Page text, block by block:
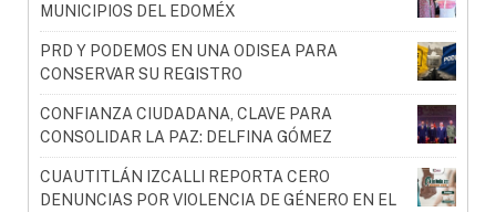
MUNICIPIOS DEL EDOMÉX
PRD Y PODEMOS EN UNA ODISEA PARA
CONSERVAR SU REGISTRO
CONFIANZA CIUDADANA, CLAVE PARA
CONSOLIDAR LA PAZ: DELFINA GÓMEZ
CUAUTITLÁN IZCALLI REPORTA CERO
DENUNCIAS POR VIOLENCIA DE GÉNERO EN EL